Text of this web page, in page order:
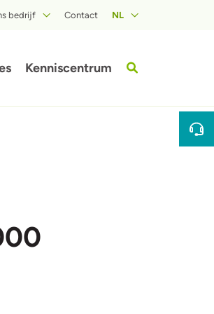
bedrijf Contact NL
Kenniscentrum